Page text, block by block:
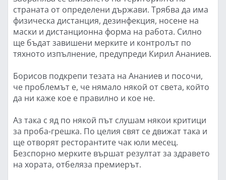
страната от определени държави. Трябва да има
физическа дистанция, дезинфекция, носене на
маски и дистанционна форма на работа. Силно
ще бъдат завишени мерките и контролът по
тяхното изпълнение, предупреди Кирил Ананиев.
Борисов подкрепи тезата на Ананиев и посочи,
че проблемът е, че нямало някой от света, който
да ни каже кое е правилно и кое не.
Аз така с яд по някой път слушам някои критици
за проба-грешка. По целия свят се движат така и
ще отворят ресторантите чак юли месец.
Безспорно мерките вършат резултат за здравето
на хората, отбеляза премиерът.